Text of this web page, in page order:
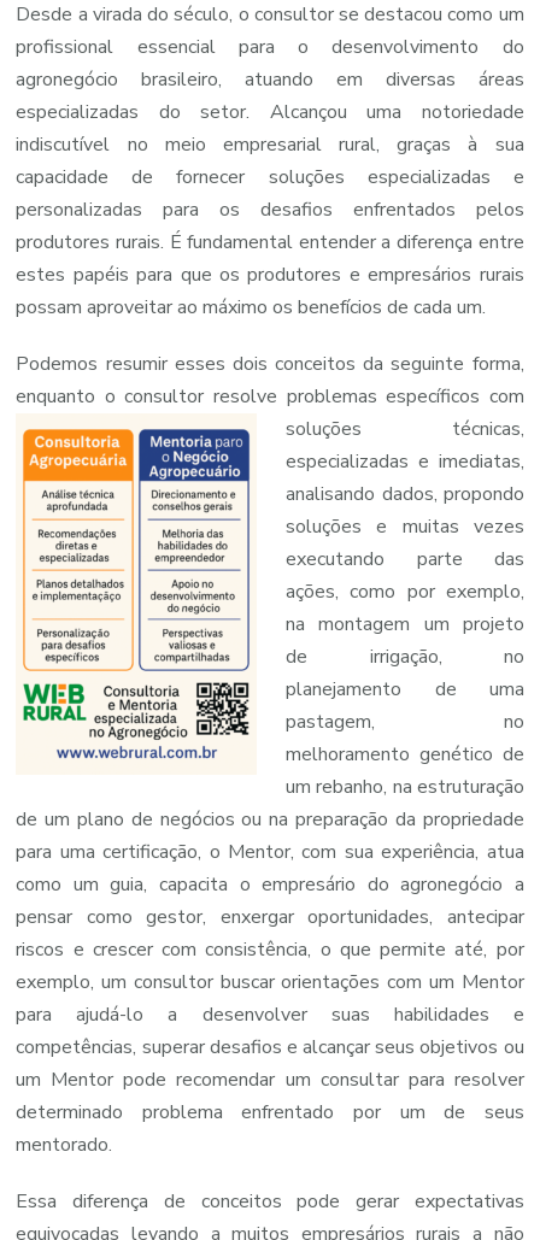
Desde a virada do século, o consultor se destacou como um
profissional essencial para o desenvolvimento do
agronegócio brasileiro, atuando em diversas áreas
especializadas do setor. Alcançou uma notoriedade
indiscutível no meio empresarial rural, graças à sua
capacidade de fornecer soluções especializadas e
personalizadas para os desafios enfrentados pelos
produtores rurais. É fundamental entender a diferença entre
estes papéis para que os produtores e empresários rurais
possam aproveitar ao máximo os benefícios de cada um.
Podemos resumir esses dois conceitos da seguinte forma,
enquanto o consultor resolve problemas específicos com
soluções técnicas,
especializadas e imediatas,
analisando dados, propondo
soluções e muitas vezes
executando parte das
ações, como por exemplo,
na montagem um projeto
de irrigação, no
planejamento de uma
pastagem, no
melhoramento genético de
um rebanho, na estruturação
de um plano de negócios ou na preparação da propriedade
para uma certificação, o Mentor, com sua experiência, atua
como um guia, capacita o empresário do agronegócio a
pensar como gestor, enxergar oportunidades, antecipar
riscos e crescer com consistência, o que permite até, por
exemplo, um consultor buscar orientações com um Mentor
para ajudá-lo a desenvolver suas habilidades e
competências, superar desafios e alcançar seus objetivos ou
um Mentor pode recomendar um consultar para resolver
determinado problema enfrentado por um de seus
mentorado.
Essa diferença de conceitos pode gerar expectativas
equivocadas levando a muitos empresários rurais a não